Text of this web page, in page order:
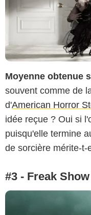
Moyenne obtenue
souvent comme de
d'American Horror
idée reçue ? Oui si
puisqu'elle termine
de sorcière mérite-t-
#3 - Freak